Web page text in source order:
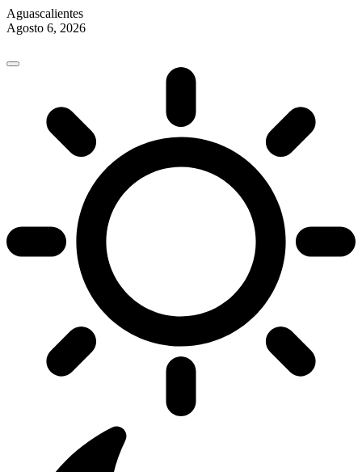
Aguascalientes
Agosto 6, 2026
content